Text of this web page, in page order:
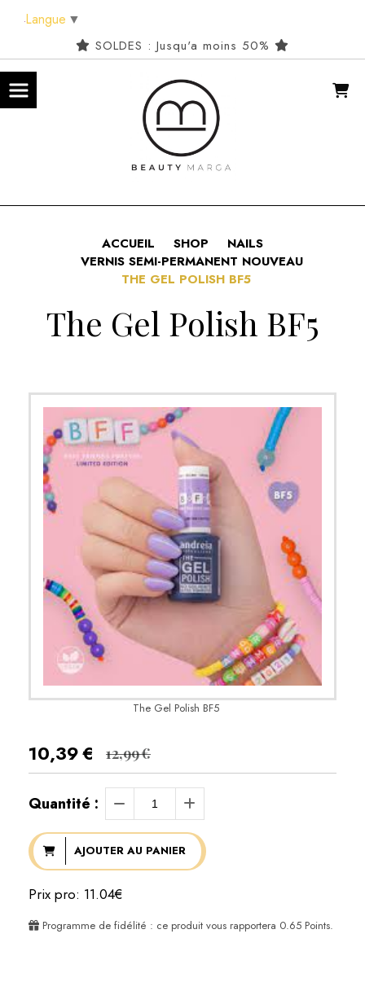
SOLDES : Jusqu'a moins 50%
ACCUEIL SHOP
NAILS
VERNIS SEMI-PERMANENT NOUVEAU
THE GEL POLISH BF5
The Gel Polish BF5
The Gel Polish BF5
10,39€ 12,99€
Quantité :
AJOUTER AU PANIER
Prix pro: 11.04€
Programme de fidélité : ce produit vous rapportera 0.65 Points.
Langue ▼